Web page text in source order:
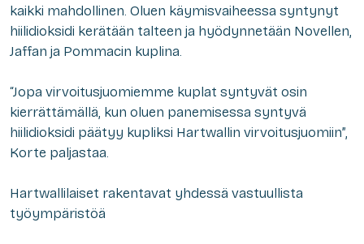
kaikki mahdollinen. Oluen käymisvaiheessa syntynyt
hiilidioksidi kerätään talteen ja hyödynnetään Novellen,
Jaffan ja Pommacin kuplina.
“Jopa virvoitusjuomiemme kuplat syntyvät osin
kierrättämällä, kun oluen panemisessa syntyvä
hiilidioksidi päätyy kupliksi Hartwallin virvoitusjuomiin”,
Korte paljastaa.
Hartwallilaiset rakentavat yhdessä vastuullista
työympäristöä